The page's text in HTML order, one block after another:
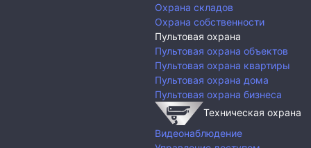
Охрана складов
Охрана собственности
Пультовая охрана
Пультовая охрана объектов
Пультовая охрана квартиры
Пультовая охрана дома
Пультовая охрана бизнеса
Техническая охрана
Видеонаблюдение